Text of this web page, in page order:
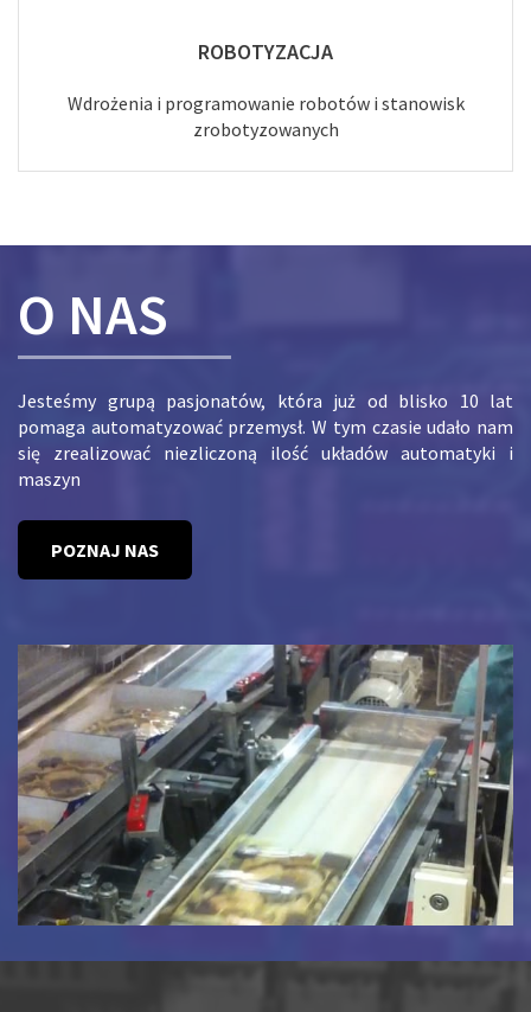
ROBOTYZACJA
Wdrożenia i programowanie robotów i stanowisk
zrobotyzowanych
O NAS
Jesteśmy grupą pasjonatów, która już od blisko 10 lat
pomaga automatyzować przemysł. W tym czasie udało nam
się zrealizować niezliczoną ilość układów automatyki i
maszyn
POZNAJ NAS